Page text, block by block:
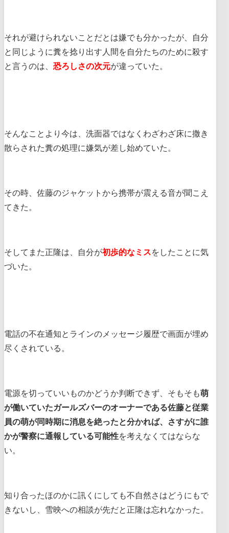
それが避けられないことだとは嫌でも分かったが、自分
と同じように糞を捻り出す人間を自分たちのために殺す
と言うのは、 恐ろしさの次元が違っていた。
そんなことより今は、洗面器ではなくわざわざ床に撒き
散らされた糞の処理に嫌気が差し始めていた。
その時、佐藤のジャケットから携帯が震える音が聞こえ
てきた。
そしてまた正隆は、自分が初歩的なミスをしたことに気
づいた。
電話の不在通知とラインのメッセージ履歴で画面が埋め
尽くされている。
電源を切っていいものかどうか判断できず、そもそも萌
が働いていたガールズバーのオーナーである佐藤と従業
員の萌が同時期に消息を絶ったと分かれば、さすがに誰
かが警察に通報している可能性を考えなくてはならな
い。
知り合ったほのかに訊くにしても不自然さはどうにもで
きないし、雪映への相談が先だと正隆は忘れなかった。